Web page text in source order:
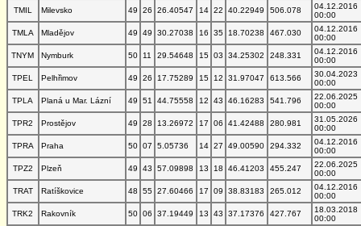
TMIL
Milevsko 49 26 26.40547 14 22 40.22949 506.078
04.12.2016
00:00
TMLA
Mladějov 49 49 30.27038 16 35 18.70238 467.030
04.12.2016
00:00
TNYM
Nymburk 50 11 29.54648 15 03 34.25302 248.331
04.12.2016
00:00
TPEL
Pelhřimov 49 26 17.75289 15 12 31.97047 613.566
30.04.2023
00:00
TPLA
Planá u Mar. Lázní 49 51 44.75558 12 43 46.16283 541.796
22.06.2025
00:00
TPR2
Prostějov 49 28 13.26972 17 06 41.42488 280.981
31.05.2026
00:00
TPRA
Praha 50 07 5.05736 14 27 49.00590 294.332
04.12.2016
00:00
TPZ2
Plzeň 49 43 57.09898 13 18 46.41203 455.247
22.06.2025
00:00
TRAT
Ratíškovice 48 55 27.60466 17 09 38.83183 265.012
04.12.2016
00:00
TRK2
Rakovník 50 06 37.19449 13 43 37.17376 427.767
18.03.2018
00:00